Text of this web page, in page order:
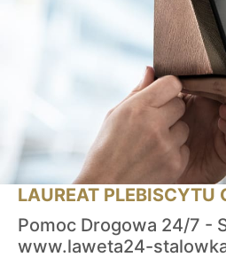
LAUREAT PLEBISCYTU
Pomoc Drogowa 24/7 -
www.laweta24-